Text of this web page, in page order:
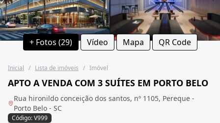
+ Fotos (29) Vídeo Mapa QR Code
Inicial / Lista de imóveis / Imóvel
APTO A VENDA COM 3 SUÍTES EM PORTO BELO
Rua hironildo conceição dos santos, nº 1105, Pereque -
Porto Belo - SC
Código: V999